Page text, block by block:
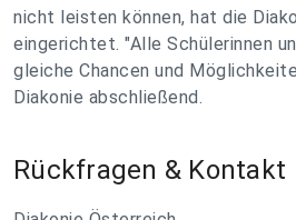
nicht leisten können, hat die
eingerichtet. "Alle Schülerinnen
gleiche Chancen und
Diakonie abschließend.
Rückfragen & Kontakt